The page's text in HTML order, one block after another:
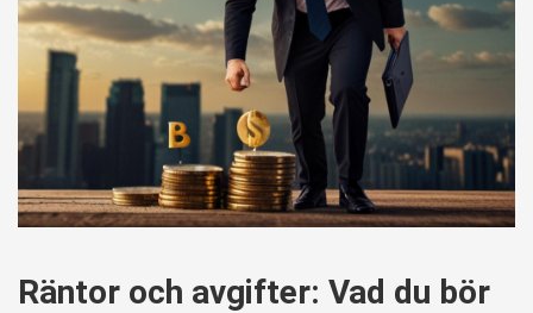
Räntor och avgifter: Vad du bör